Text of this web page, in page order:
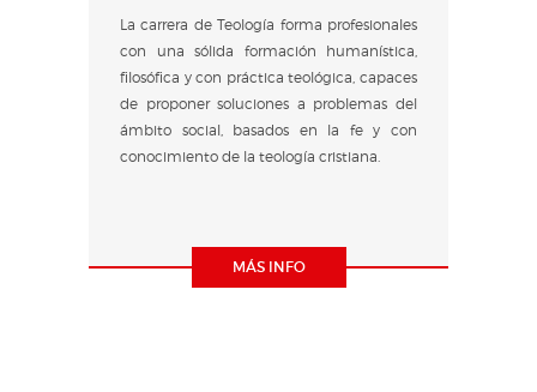
La carrera de Teología forma profesionales
con una sólida formación humanística,
filosófica y con práctica teológica, capaces
de proponer soluciones a problemas del
ámbito social, basados en la fe y con
conocimiento de la teología cristiana.
MÁS INFO